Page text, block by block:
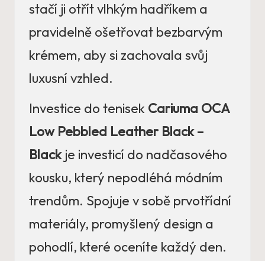
stačí ji otřít vlhkým hadříkem a
pravidelně ošetřovat bezbarvým
krémem, aby si zachovala svůj
luxusní vzhled.
Investice do tenisek Cariuma OCA
Low Pebbled Leather Black –
Blackje investicí do nadčasového
kousku, který nepodléhá módním
trendům. Spojuje v sobě prvotřídní
materiály, promyšlený design a
pohodlí, které oceníte každý den.